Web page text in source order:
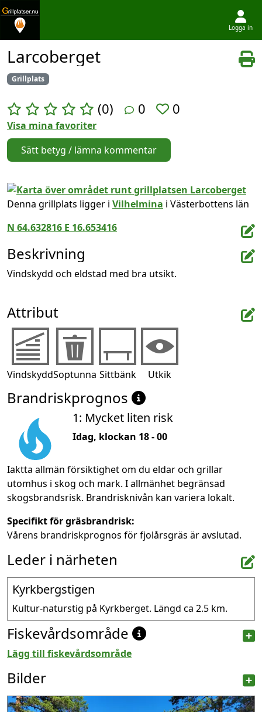
Logga in
Larcoberget
Grillplats
(0) 0 0
Visa mina favoriter
Sätt betyg / lämna kommentar
Denna grillplats ligger i Vilhelmina i Västerbottens län
N 64.632816 E 16.653416
Beskrivning
Vindskydd och eldstad med bra utsikt.
Attribut
VindskyddSoptunna Sittbänk Utkik
Brandriskprognos
1: Mycket liten risk
Idag, klockan 18 - 00
Iaktta allmän försiktighet om du eldar och grillar
utomhus i skog och mark. I allmänhet begränsad
skogsbrandsrisk. Brandrisknivån kan variera lokalt.
Specifikt för gräsbrandrisk:
Vårens brandriskprognos för fjolårsgräs är avslutad.
Leder i närheten
Kyrkbergstigen
Kultur-naturstig på Kyrkberget. Längd ca 2.5 km.
Fiskevårdsområde
Lägg till fiskevårdsområde
Bilder